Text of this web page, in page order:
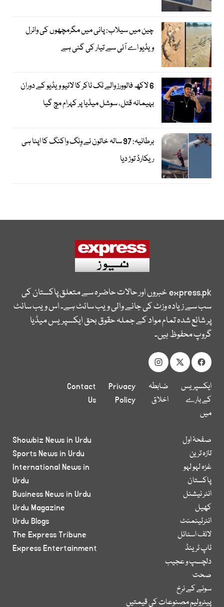
چین میں سیلاب: پانی میں مگرمچھوں کی وائرل
ویڈیو اے آئی سے تیار کی گئی ہے
6 لاکھ فالوورز والے ٹک ٹاکر کا لائیو ویڈیو کے دوران
بہیمانہ قتل، سوشل میڈیا پر کہرام مچ گیا
برطانیہ: 97 سالہ خاتون نے وِنگ واکنگ کا اپنا ہی
ریکارڈ توڑ دیا
express.pkخبروں اور حالات حاضرہ سے متعلق پاکستان کی
سب سے زیادہ وزٹ کی جانے والی ویب سائٹ ہے۔ اس ویب سائٹ
پر شائع شدہ تمام مواد کے جملہ حقوق بحق ایکسپریس میڈیا
گروپ محفوظ ہیں۔
ایکسپریس
کے بارے
میں
ضابطہ
اخلاق
Privacy
Policy
Contact
Us
صفحۂ اول
تازہ ترین
غزہ لہو لہو
پاکستان
انٹر نیشنل
کھیل
انٹرٹینمنٹ
لائف اسٹائل
ٹاپ ٹرینڈ
دلچسپ و عجیب
صحت
سونے کے نرخ
پیٹرولیم مصنوعات کی قیمتیں
Showbiz News in Urdu
Sports News in Urdu
International News in
Urdu
Business News in Urdu
Urdu Magazine
Urdu Blogs
The Express Tribune
Express Entertainment